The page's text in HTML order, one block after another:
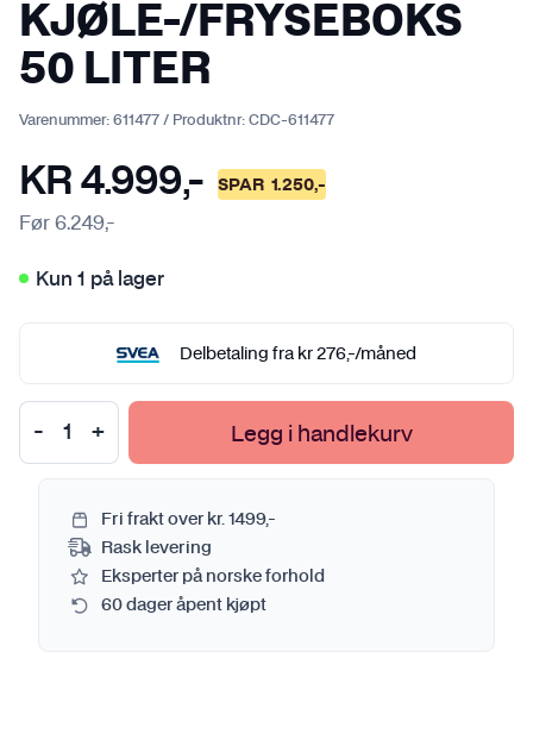
KJØLE-/FRYSEBOKS
50 LITER
Varenummer: 611477 / Produktnr: CDC-611477
KR 4.999,- SPAR 1.250,-
Før6.249,-
Kun 1 på lager
Delbetaling fra kr276,-/måned
Legg i handlekurv
Fri frakt over kr. 1499,-
Rask levering
Eksperter på norske forhold
60 dager åpent kjøpt